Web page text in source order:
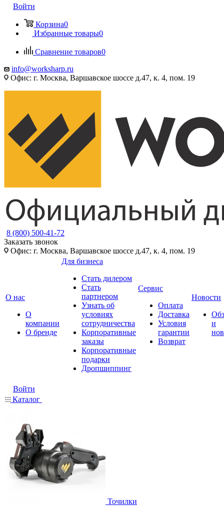
Войти
Корзина0
Избранные товары0
Сравнение товаров0
info@worksharp.ru
Офис: г. Москва, Варшавское шоссе д.47, к. 4, пом. 19
8 (800) 500-41-72
Заказать звонок
Офис: г. Москва, Варшавское шоссе д.47, к. 4, пом. 19
О нас
О
компании
О бренде
Для бизнеса
Стать дилером
Стать
партнером
Узнать об
условиях
сотрудничества
Корпоративные
заказы
Корпоративные
подарки
Дропшиппинг
Сервис
Оплата
Доставка
Условия
гарантии
Возврат
Новости
и
Войти
Каталог
Точилки